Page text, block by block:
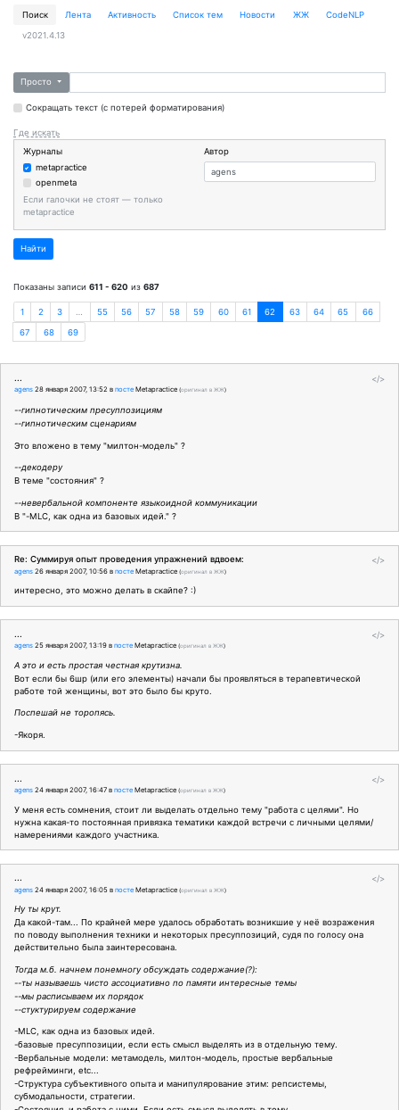
Поиск Лента Активность Cписок тем Новости ЖЖ CodeNLP
v2021.4.13
Просто
Сокращать текст (с потерей форматирования)
Где искать
Журналы
metapractice
openmeta
Если галочки не стоят — только
metapractice
Автор
Найти
Показаны записи 611 - 620 из 687
1 2 3 55 56 57 58 59 60 61 62 63 64 65 66
67 68 69
</>
...
agens 28 января 2007, 13:52 в посте Metapractice (оригинал в ЖЖ)
--гипнотическим пресуппозициям
--гипнотическим сценариям
Это вложено в тему "милтон-модель" ?
--декодеру
В теме "состояния" ?
--невербальной компоненте языкоидной коммуникации
В "-MLC, как одна из базовых идей." ?
</>
Re: Суммируя опыт проведения упражнений вдвоем:
agens 26 января 2007, 10:56 в посте Metapractice (оригинал в ЖЖ)
интересно, это можно делать в скайпе? :)
</>
...
agens 25 января 2007, 13:19 в посте Metapractice (оригинал в ЖЖ)
А это и есть простая честная крутизна.
Вот если бы 6шр (или его элементы) начали бы проявляться в терапевтической
работе той женщины, вот это было бы круто.
Поспешай не торопясь.
-Якоря.
</>
...
agens 24 января 2007, 16:47 в посте Metapractice (оригинал в ЖЖ)
У меня есть сомнения, стоит ли выделать отдельно тему "работа с целями". Но
нужна какая-то постоянная привязка тематики каждой встречи с личными целями/
намерениями каждого участника.
</>
...
agens 24 января 2007, 16:05 в посте Metapractice (оригинал в ЖЖ)
Ну ты крут.
Да какой-там... По крайней мере удалось обработать возникшие у неё возражения
по поводу выполнения техники и некоторых пресуппозиций, судя по голосу она
действительно была заинтересована.
Тогда м.б. начнем понемногу обсуждать содержание(?):
--ты называешь чисто ассоциативно по памяти интересные темы
--мы расписываем их порядок
--стуктурируем содержание
-MLC, как одна из базовых идей.
-базовые пресуппозиции, если есть смысл выделять из в отдельную тему.
-Вербальные модели: метамодель, милтон-модель, простые вербальные
рефрейминги, etc...
-Структура субъективного опыта и манипулярование этим: репсистемы,
субмодальности, стратегии.